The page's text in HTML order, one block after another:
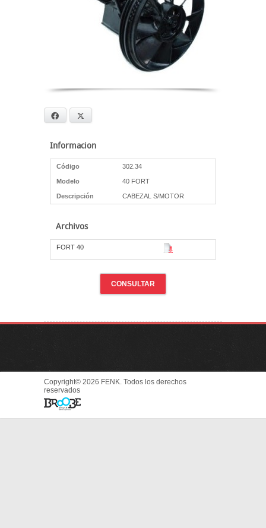
Facebook
Informacion
Código 302.34
Modelo 40 FORT
Descripción CABEZAL S/MOTOR
Archivos
FORT 40
CONSULTAR
Copyright© 2026 FENK. Todos los derechos
reservados